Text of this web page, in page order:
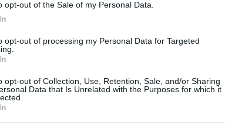
opt-out of the Sale of my Personal Data.
opt-out of processing my Personal Data for Targeted
opt-out of Collection, Use, Retention, Sale, and/or Sharing
Data that Is Unrelated with the Purposes for which it
aus der bayrischen Landeshauptstadt
klasse Offensiv-Leistung. München
selbst 25 Zähler. Die Geschichte
Hausherren sind mit 11 Sekunden auf der
Saisonsieg des Titelträger und die